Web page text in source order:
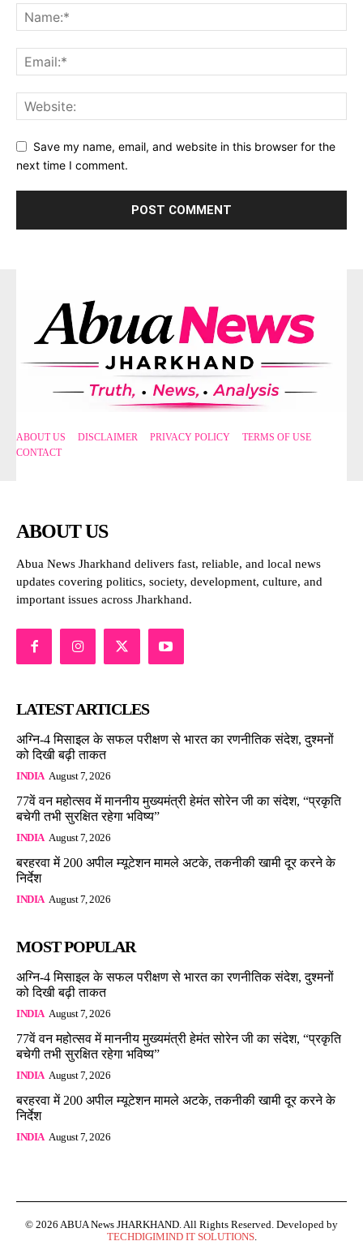
Save my name, email, and website in this browser for the
next time I comment.
ABOUT US DISCLAIMER PRIVACY POLICY
TERMS OF USE
CONTACT
ABOUT US
Abua News Jharkhand delivers fast, reliable, and local news
updates covering politics, society, development, culture, and
important issues across Jharkhand.
LATEST ARTICLES
अग्नि-4 मिसाइल के सफल परीक्षण से भारत का रणनीतिक संदेश, दुश्मनों
को दिखी बढ़ी ताकत
INDIA August 7, 2026
77वें वन महोत्सव में माननीय मुख्यमंत्री हेमंत सोरेन जी का संदेश, “प्रकृति
बचेगी तभी सुरक्षित रहेगा भविष्य”
INDIA August 7, 2026
बरहरवा में 200 अपील म्यूटेशन मामले अटके, तकनीकी खामी दूर करने के
निर्देश
INDIA August 7, 2026
MOST POPULAR
अग्नि-4 मिसाइल के सफल परीक्षण से भारत का रणनीतिक संदेश, दुश्मनों
को दिखी बढ़ी ताकत
INDIA August 7, 2026
77वें वन महोत्सव में माननीय मुख्यमंत्री हेमंत सोरेन जी का संदेश, “प्रकृति
बचेगी तभी सुरक्षित रहेगा भविष्य”
INDIA August 7, 2026
बरहरवा में 200 अपील म्यूटेशन मामले अटके, तकनीकी खामी दूर करने के
निर्देश
INDIA August 7, 2026
© 2026 ABUA News JHARKHAND. All Rights Reserved. Developed by
TECHDIGIMIND IT SOLUTIONS.